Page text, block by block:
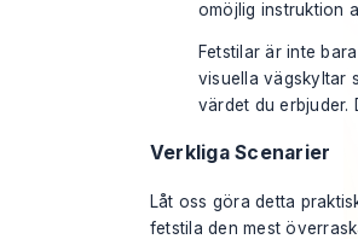
omöjlig instruktion
Fetstilar är inte
visuella vägskyltar
värdet du erbjuder.
Verkliga Scenarier
Låt oss göra detta
fetstila den mest